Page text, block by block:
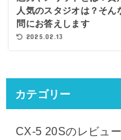
人気のスタジオは？そん
問にお答えします
2025.02.13
カテゴリー
CX-5 20Sのレビュー